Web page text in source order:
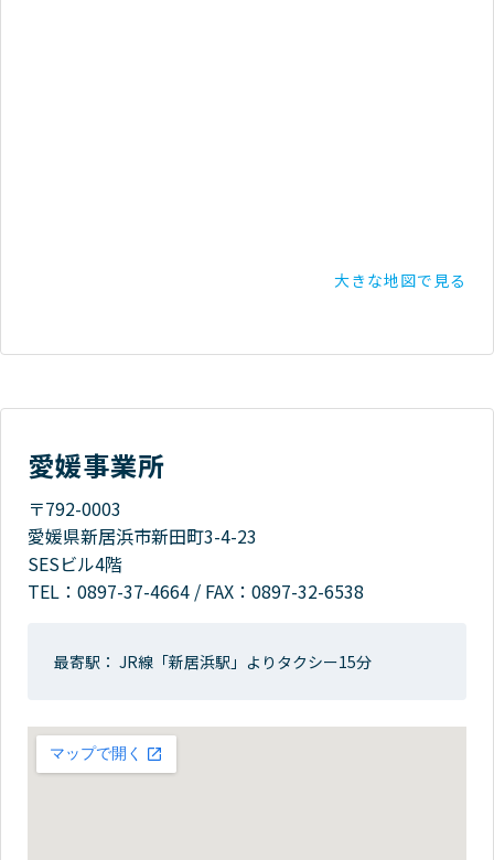
大きな地図で見る
愛媛事業所
〒792-0003
愛媛県新居浜市新田町3-4-23
SESビル4階
TEL： 0897-37-4664 / FAX：0897-32-6538
最寄駅： JR線「新居浜駅」よりタクシー15分